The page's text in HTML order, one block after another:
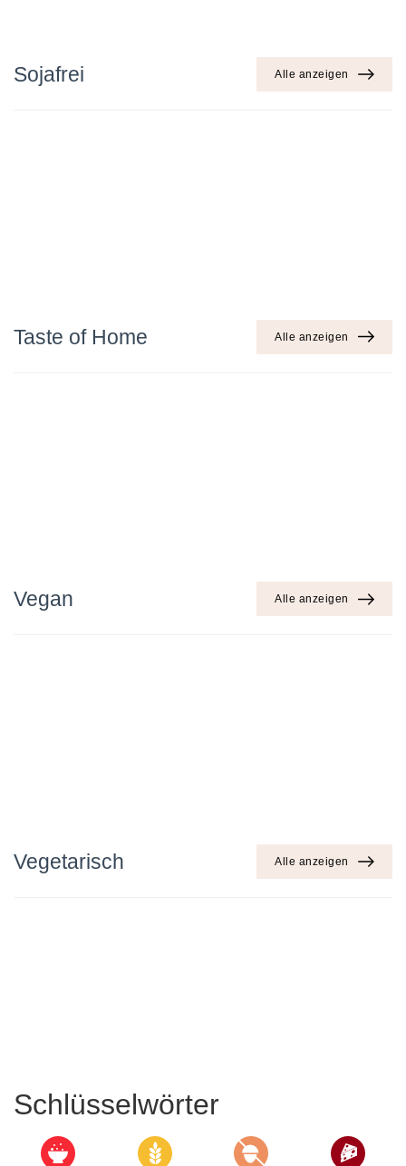
Sojafrei Alle anzeigen
Taste of Home Alle anzeigen
Vegan Alle anzeigen
Vegetarisch Alle anzeigen
Schlüsselwörter